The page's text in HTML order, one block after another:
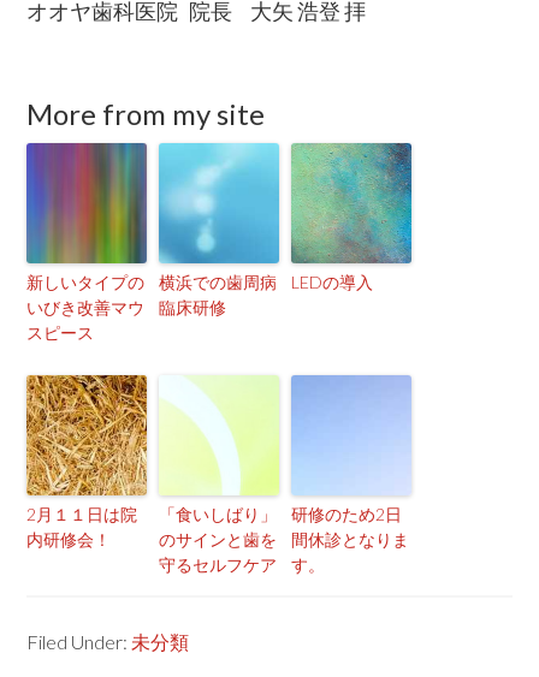
オオヤ歯科医院 院長 大矢 浩登 拝
More from my site
新しいタイプの
いびき改善マウ
スピース
横浜での歯周病
臨床研修
LEDの導入
2月１１日は院
内研修会！
「食いしばり」
のサインと歯を
守るセルフケア
研修のため2日
間休診となりま
す。
Filed Under: 未分類